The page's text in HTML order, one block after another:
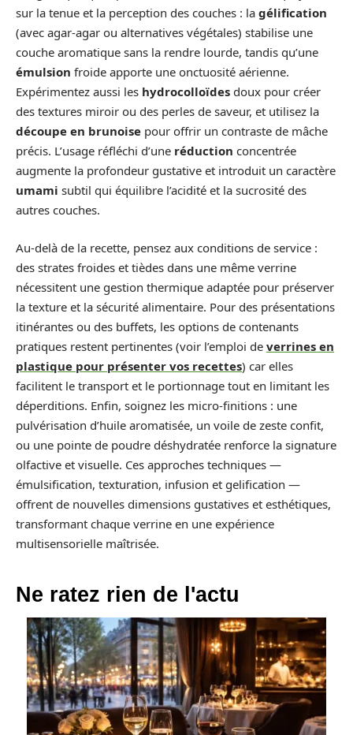
sur la tenue et la perception des couches : la gélification
(avec agar-agar ou alternatives végétales) stabilise une
couche aromatique sans la rendre lourde, tandis qu’une
émulsion froide apporte une onctuosité aérienne.
Expérimentez aussi les hydrocolloïdes doux pour créer
des textures miroir ou des perles de saveur, et utilisez la
découpe en brunoise pour offrir un contraste de mâche
précis. L’usage réfléchi d’une réduction concentrée
augmente la profondeur gustative et introduit un caractère
umami subtil qui équilibre l’acidité et la sucrosité des
autres couches.
Au-delà de la recette, pensez aux conditions de service :
des strates froides et tièdes dans une même verrine
nécessitent une gestion thermique adaptée pour préserver
la texture et la sécurité alimentaire. Pour des présentations
itinérantes ou des buffets, les options de contenants
pratiques restent pertinentes (voir l’emploi de verrines en
plastique pour présenter vos recettes) car elles
facilitent le transport et le portionnage tout en limitant les
déperditions. Enfin, soignez les micro-finitions : une
pulvérisation d’huile aromatisée, un voile de zeste confit,
ou une pointe de poudre déshydratée renforce la signature
olfactive et visuelle. Ces approches techniques —
émulsification, texturation, infusion et gelification —
offrent de nouvelles dimensions gustatives et esthétiques,
transformant chaque verrine en une expérience
multisensorielle maîtrisée.
Ne ratez rien de l'actu